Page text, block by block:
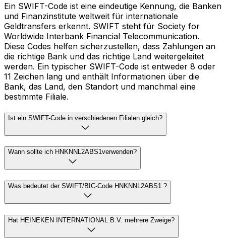
Ein SWIFT-Code ist eine eindeutige Kennung, die Banken
und Finanzinstitute weltweit für internationale
Geldtransfers erkennt. SWIFT steht für Society for
Worldwide Interbank Financial Telecommunication.
Diese Codes helfen sicherzustellen, dass Zahlungen an
die richtige Bank und das richtige Land weitergeleitet
werden. Ein typischer SWIFT-Code ist entweder 8 oder
11 Zeichen lang und enthält Informationen über die
Bank, das Land, den Standort und manchmal eine
bestimmte Filiale.
Ist ein SWIFT-Code in verschiedenen Filialen gleich?
Wann sollte ich HNKNNL2ABS1verwenden?
Was bedeutet der SWIFT/BIC-Code HNKNNL2ABS1 ?
Hat HEINEKEN INTERNATIONAL B.V. mehrere Zweige?